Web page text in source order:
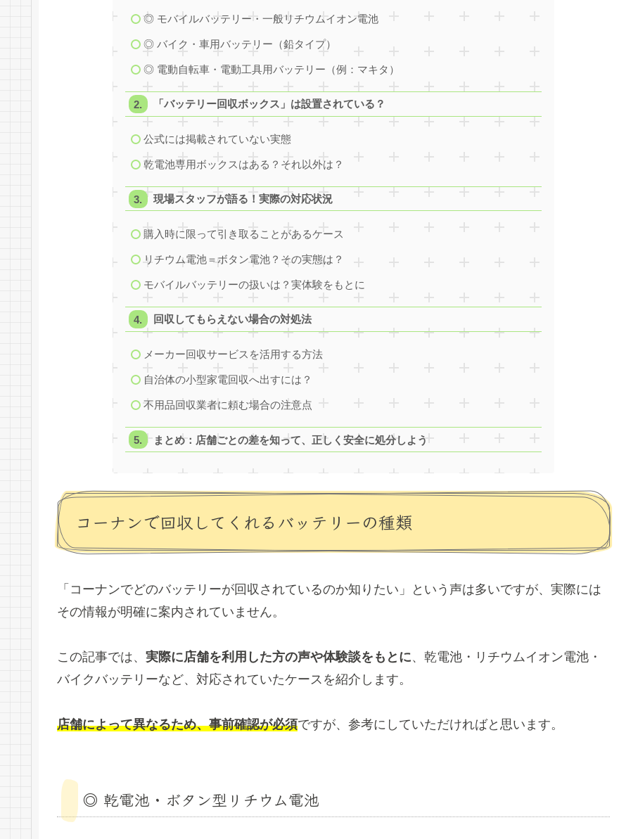
◎ モバイルバッテリー・一般リチウムイオン電池
◎ バイク・車用バッテリー（鉛タイプ）
◎ 電動自転車・電動工具用バッテリー（例：マキタ）
「バッテリー回収ボックス」は設置されている？
公式には掲載されていない実態
乾電池専用ボックスはある？それ以外は？
現場スタッフが語る！実際の対応状況
購入時に限って引き取ることがあるケース
リチウム電池＝ボタン電池？その実態は？
モバイルバッテリーの扱いは？実体験をもとに
回収してもらえない場合の対処法
メーカー回収サービスを活用する方法
自治体の小型家電回収へ出すには？
不用品回収業者に頼む場合の注意点
まとめ：店舗ごとの差を知って、正しく安全に処分しよう
コーナンで回収してくれるバッテリーの種類
「コーナンでどのバッテリーが回収されているのか知りたい」という声は多いですが、実際には
その情報が明確に案内されていません。
この記事では、 実際に店舗を利用した方の声や体験談をもとに、乾電池・リチウムイオン電池・
バイクバッテリーなど、対応されていたケースを紹介します。
店舗によって異なるため、事前確認が必須ですが、参考にしていただければと思います。
◎ 乾電池・ボタン型リチウム電池